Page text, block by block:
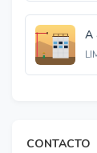
A
CONTACTO